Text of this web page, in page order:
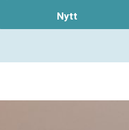
Nytt